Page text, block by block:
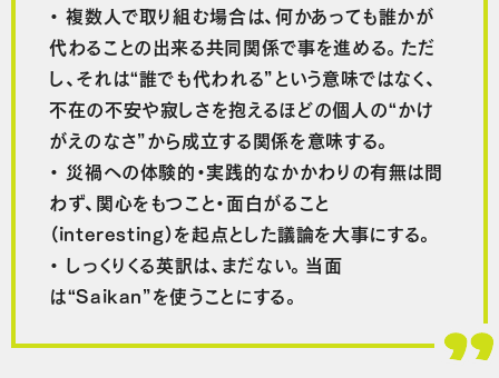
・ 複数人で取り組む場合は、何かあっても誰かが
代わることの出来る共同関係で事を進める。ただ
し、それは“誰でも代われる”という意味ではなく、
不在の不安や寂しさを抱えるほどの個人の“かけ
がえのなさ”から成立する関係を意味する。
・ 災禍への体験的・実践的なかかわりの有無は問
わず、関心をもつこと・面白がること
（interesting）を起点とした議論を大事にする。
・ しっくりくる英訳は、まだない。当面
は“Saikan”を使うことにする。